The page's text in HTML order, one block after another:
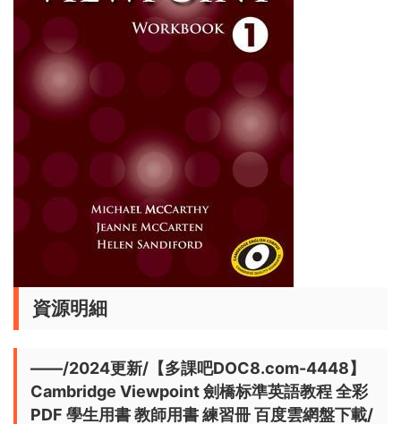
資源明細
——/2024更新/【多課吧DOC8.com-4448】
Cambridge Viewpoint 劍橋标準英語教程 全彩
PDF 學生用書 教師用書 練習冊 百度雲網盤下載/